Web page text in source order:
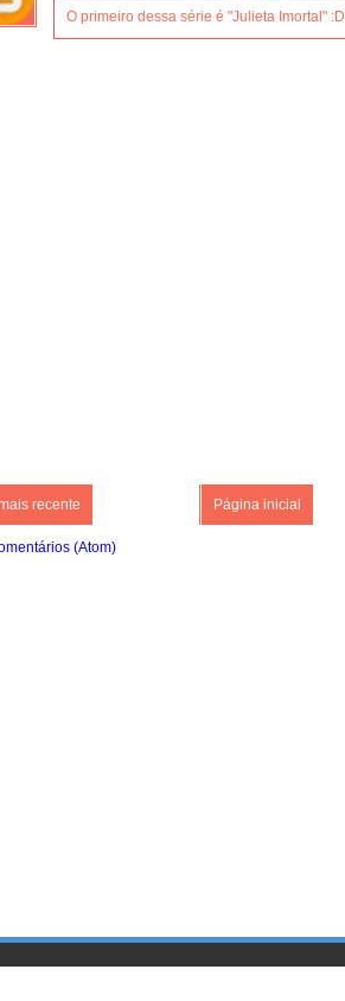
O primeiro dessa série é "Julieta Imortal" :D
recente Página inicial
(Atom)